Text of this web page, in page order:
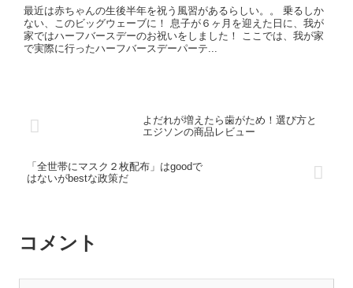
最近は赤ちゃんの生後半年を祝う風習があるらしい。。 乗るしか
ない、このビッグウェーブに！ 息子が６ヶ月を迎えた日に、我が
家ではハーフバースデーのお祝いをしました！ ここでは、我が家
で実際に行ったハーフバースデーパーテ...
よだれが増えたら歯がため！選び方と
エジソンの商品レビュー
「全世帯にマスク２枚配布」はgoodで
はないがbestな政策だ
コメント